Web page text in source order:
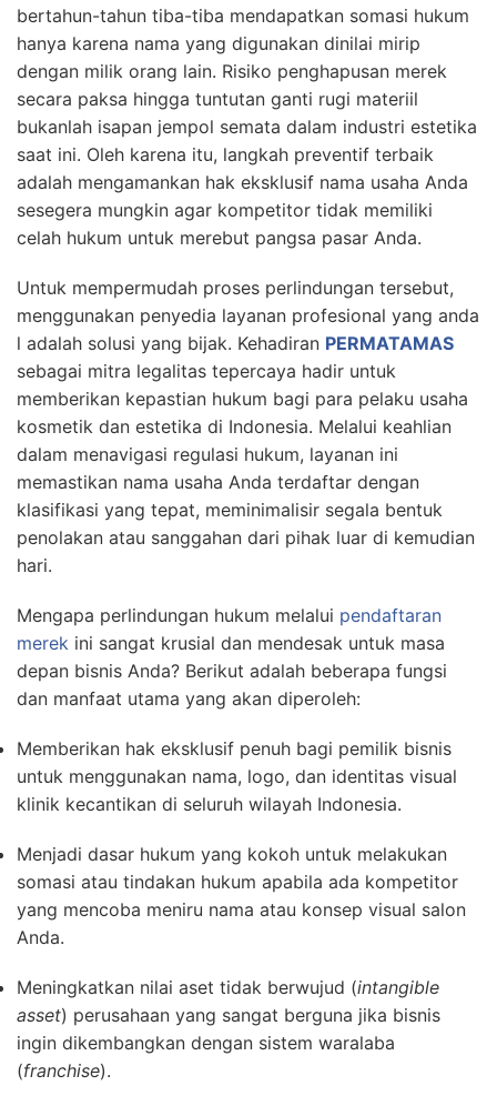
bertahun-tahun tiba-tiba mendapatkan somasi hukum
hanya karena nama yang digunakan dinilai mirip
dengan milik orang lain. Risiko penghapusan merek
secara paksa hingga tuntutan ganti rugi materiil
bukanlah isapan jempol semata dalam industri estetika
saat ini. Oleh karena itu, langkah preventif terbaik
adalah mengamankan hak eksklusif nama usaha Anda
sesegera mungkin agar kompetitor tidak memiliki
celah hukum untuk merebut pangsa pasar Anda.
Untuk mempermudah proses perlindungan tersebut,
menggunakan penyedia layanan profesional yang anda
l adalah solusi yang bijak. Kehadiran PERMATAMAS
sebagai mitra legalitas tepercaya hadir untuk
memberikan kepastian hukum bagi para pelaku usaha
kosmetik dan estetika di Indonesia. Melalui keahlian
dalam menavigasi regulasi hukum, layanan ini
memastikan nama usaha Anda terdaftar dengan
klasifikasi yang tepat, meminimalisir segala bentuk
penolakan atau sanggahan dari pihak luar di kemudian
hari.
Mengapa perlindungan hukum melalui pendaftaran
merek ini sangat krusial dan mendesak untuk masa
depan bisnis Anda? Berikut adalah beberapa fungsi
dan manfaat utama yang akan diperoleh:
Memberikan hak eksklusif penuh bagi pemilik bisnis
untuk menggunakan nama, logo, dan identitas visual
klinik kecantikan di seluruh wilayah Indonesia.
Menjadi dasar hukum yang kokoh untuk melakukan
somasi atau tindakan hukum apabila ada kompetitor
yang mencoba meniru nama atau konsep visual salon
Anda.
Meningkatkan nilai aset tidak berwujud (intangible
asset) perusahaan yang sangat berguna jika bisnis
ingin dikembangkan dengan sistem waralaba
(franchise).